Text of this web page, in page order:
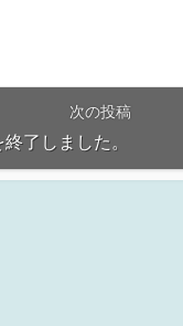
次の投稿
了しました。